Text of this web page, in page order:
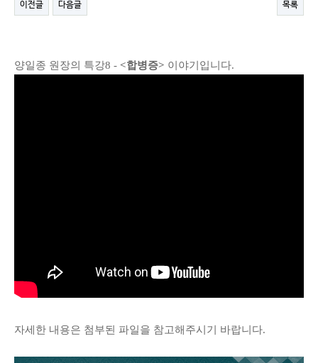
이전글 다음글 목록
양일종 원장의 특강8 - <합병증> 이야기입니다.
자세한 내용은 첨부된 파일을 참고해주시기 바랍니다.